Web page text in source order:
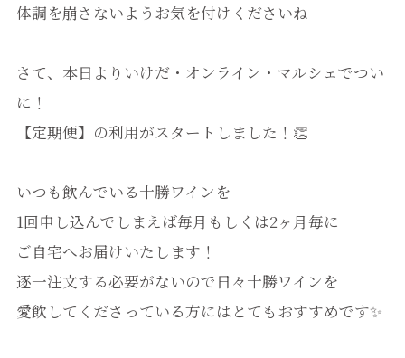
体調を崩さないようお気を付けくださいね
さて、本日よりいけだ・オンライン・マルシェでつい
に！
【定期便】の利用がスタートしました！👏
いつも飲んでいる十勝ワインを
1回申し込んでしまえば毎月もしくは2ヶ月毎に
ご自宅へお届けいたします！
逐一注文する必要がないので日々十勝ワインを
愛飲してくださっている方にはとてもおすすめです✨